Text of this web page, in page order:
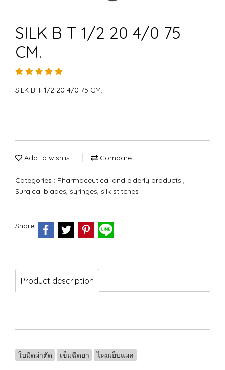
SILK B T 1/2 20 4/0 75
CM.
SILK B T 1/2 20 4/0 75 CM.
Add to wishlist Compare
Categories : Pharmaceutical and elderly products ,
Surgical blades, syringes, silk stitches
Share
Product description
ใบมีดผ่าตัด เข็มฉีดยา ไหมเย็บแผล